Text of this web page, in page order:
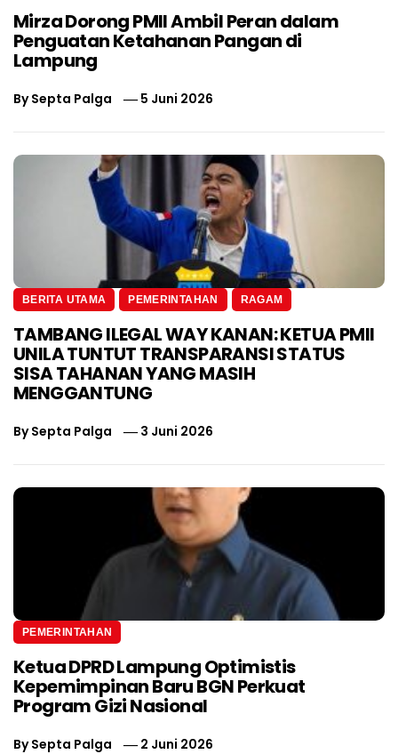
Mirza Dorong PMII Ambil Peran dalam
Penguatan Ketahanan Pangan di
Lampung
BySepta Palga 5 Juni 2026
BERITA UTAMA PEMERINTAHAN RAGAM
TAMBANG ILEGAL WAY KANAN: KETUA PMII
UNILA TUNTUT TRANSPARANSI STATUS
SISA TAHANAN YANG MASIH
MENGGANTUNG
BySepta Palga 3 Juni 2026
PEMERINTAHAN
Ketua DPRD Lampung Optimistis
Kepemimpinan Baru BGN Perkuat
Program Gizi Nasional
BySepta Palga 2 Juni 2026